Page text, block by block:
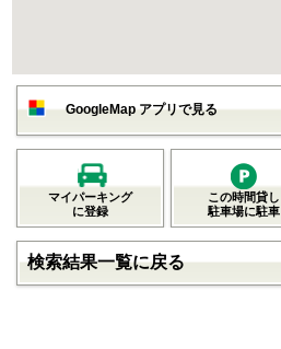
GoogleMap アプリで見る
マイパーキング
に登録
この時間貸し
駐車場に駐車
検索結果一覧に戻る